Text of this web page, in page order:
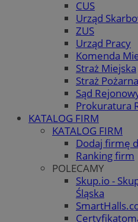
CUS
Urząd
ZUS
Urząd Pracy
Komenda
Straż Miejska
Straż Pożarna
Sąd
Prokuratura
KATALOG FIRM
KATALOG FIRM
Dodaj firmę
Ranking firm
POLECAMY
Skup.io -
Śląska